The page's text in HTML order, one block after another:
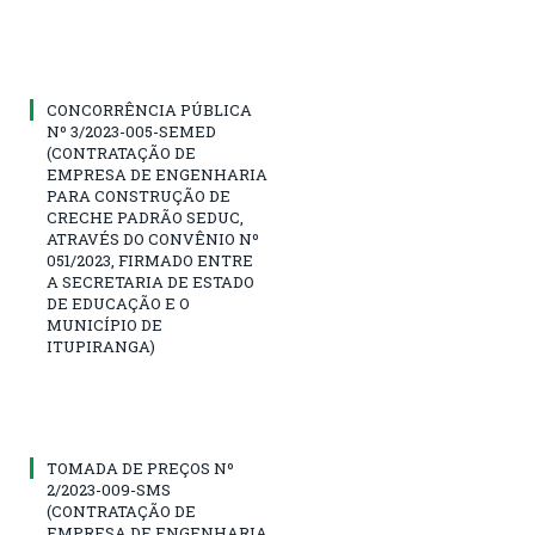
CONCORRÊNCIA PÚBLICA
Nº 3/2023-005-SEMED
(CONTRATAÇÃO DE
EMPRESA DE ENGENHARIA
PARA CONSTRUÇÃO DE
CRECHE PADRÃO SEDUC,
ATRAVÉS DO CONVÊNIO Nº
051/2023, FIRMADO ENTRE
A SECRETARIA DE ESTADO
DE EDUCAÇÃO E O
MUNICÍPIO DE
ITUPIRANGA)
TOMADA DE PREÇOS Nº
2/2023-009-SMS
(CONTRATAÇÃO DE